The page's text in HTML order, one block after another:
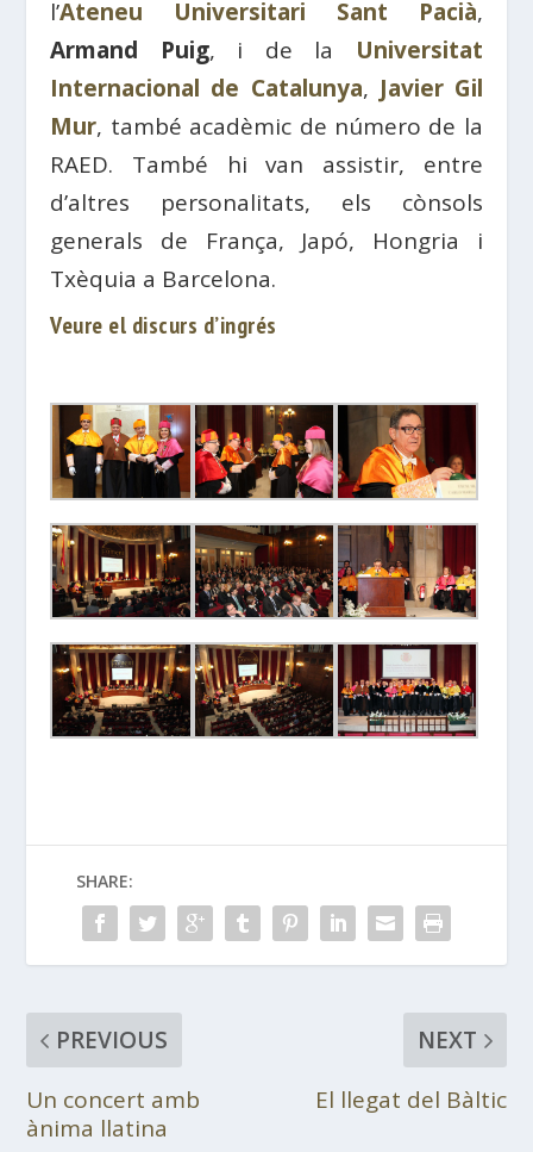
l’Ateneu Universitari Sant Pacià,
Armand Puig, i de la Universitat
Internacional de Catalunya, Javier Gil
Mur, també acadèmic de número de la
RAED. També hi van assistir, entre
d’altres personalitats, els cònsols
generals de França, Japó, Hongria i
Txèquia a Barcelona.
Veure el discurs d’ingrés
SHARE:
PREVIOUS
Un concert amb
ànima llatina
NEXT
El llegat del Bàltic